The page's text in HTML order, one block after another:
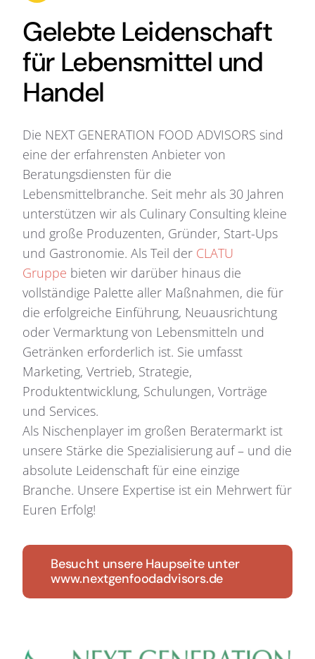
Gelebte Leidenschaft
für Lebensmittel und
Handel
Die NEXT GENERATION FOOD ADVISORS sind
eine der erfahrensten Anbieter von
Beratungsdiensten für die
Lebensmittelbranche. Seit mehr als 30 Jahren
unterstützen wir als Culinary Consulting kleine
und große Produzenten, Gründer, Start-Ups
und Gastronomie. Als Teil der CLATU
Gruppe bieten wir darüber hinaus die
vollständige Palette aller Maßnahmen, die für
die erfolgreiche Einführung, Neuausrichtung
oder Vermarktung von Lebensmitteln und
Getränken erforderlich ist. Sie umfasst
Marketing, Vertrieb, Strategie,
Produktentwicklung, Schulungen, Vorträge
und Services.
Als Nischenplayer im großen Beratermarkt ist
unsere Stärke die Spezialisierung auf – und die
absolute Leidenschaft für eine einzige
Branche. Unsere Expertise ist ein Mehrwert für
Euren Erfolg!
Besucht unsere Haupseite unter
www.nextgenfoodadvisors.de